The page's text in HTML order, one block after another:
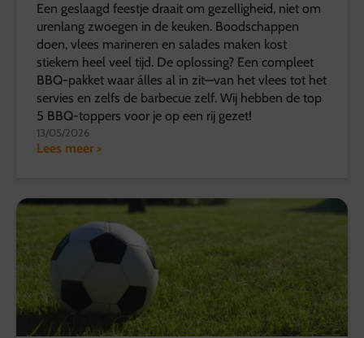
Een geslaagd feestje draait om gezelligheid, niet om
urenlang zwoegen in de keuken. Boodschappen
doen, vlees marineren en salades maken kost
stiekem heel veel tijd. De oplossing? Een compleet
BBQ-pakket waar álles al in zit—van het vlees tot het
servies en zelfs de barbecue zelf. Wij hebben de top
5 BBQ-toppers voor je op een rij gezet!
13/05/2026
Lees meer >